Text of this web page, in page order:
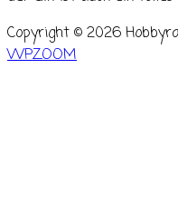
Copyright © 2026
WPZOOM